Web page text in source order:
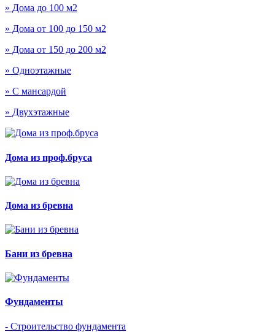
» Дома до 100 м2
» Дома от 100 до 150 м2
» Дома от 150 до 200 м2
» Одноэтажные
» С мансардой
» Двухэтажные
Дома из проф.бруса
Дома из бревна
Бани из бревна
Фундаменты
- Строительство фундамента